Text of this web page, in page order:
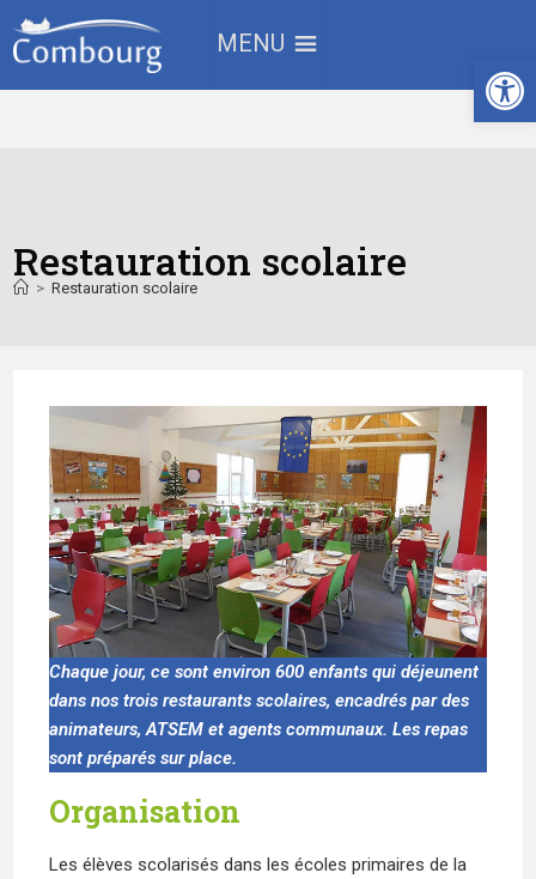
MENU
Restauration scolaire
> Restauration scolaire
Chaque jour, ce sont environ 600 enfants qui déjeunent
dans nos trois restaurants scolaires, encadrés par des
animateurs, ATSEM et agents communaux. Les repas
sont préparés sur place.
Organisation
Les élèves scolarisés dans les écoles primaires de la